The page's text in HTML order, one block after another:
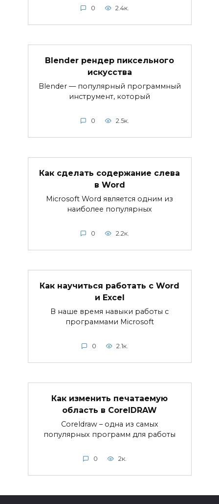
0 2.4к.
Blender рендер пиксельного
искусства
Blender — популярный программный
инструмент, который
0 2.5к.
Как сделать содержание слева
в Word
Microsoft Word является одним из
наиболее популярных
0 2.2к.
Как научиться работать с Word
и Excel
В наше время навыки работы с
программами Microsoft
0 2.1к.
Как изменить печатаемую
область в CorelDRAW
Coreldraw – одна из самых
популярных программ для работы
0 2к.